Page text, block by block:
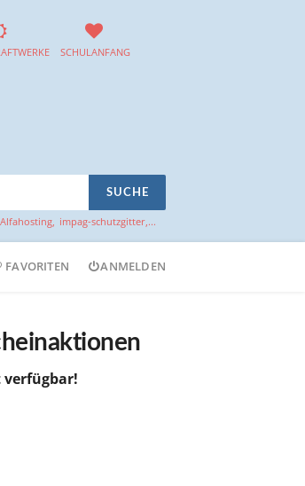
SCHULANFANG
SUCHE
Alfahosting, impag-schutzgitter,...
FAVORITEN ANMELDEN